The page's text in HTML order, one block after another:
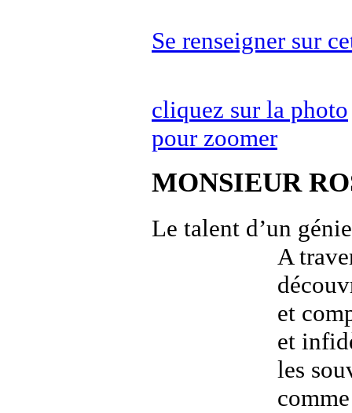
Se renseigner sur
cliquez sur la photo
pour zoomer
MONSIEUR
Le talent d’un
A
et
et
les